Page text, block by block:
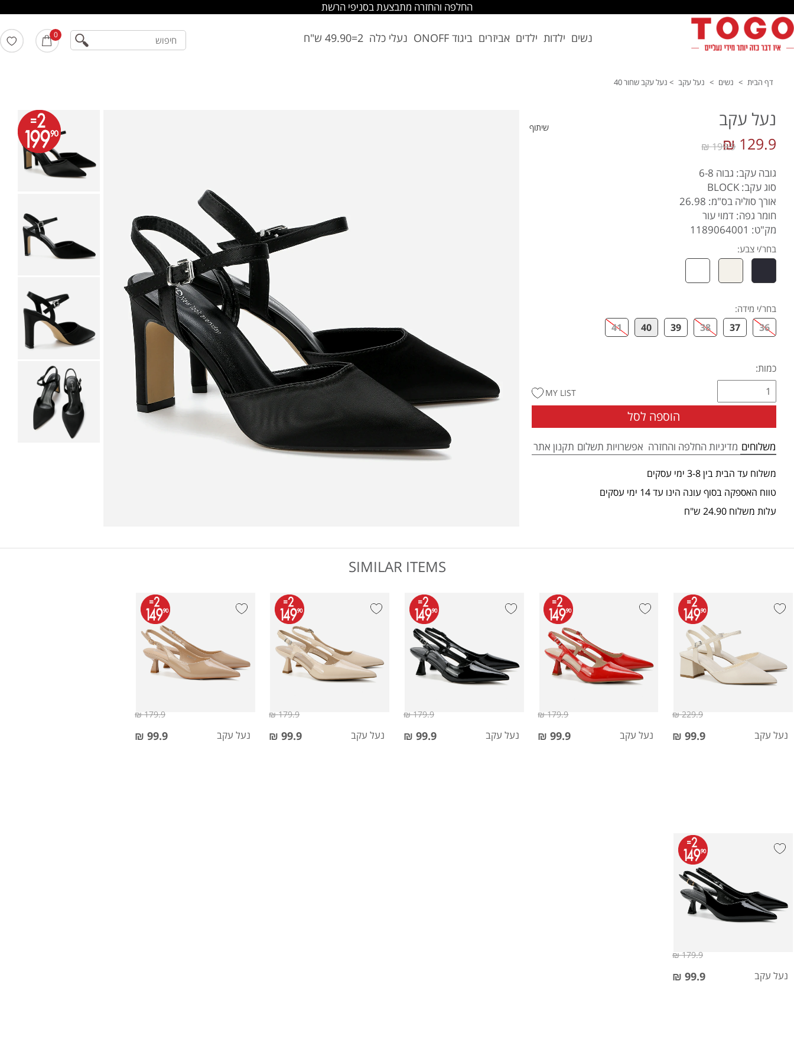
החלפה והחזרה מתבצעת בסניפי הרשת
נשים ילדות ילדים אביזרים ביגוד ONOFF נעלי כלה 2=49.90 ש"ח 0 חיפוש
דף הבית > נשים > נעל עקב > נעל עקב שחור 40
שיתוף נעל עקב
129.9 ₪
199.9 ₪
גובה עקב: גבוה 6-8
סוג עקב: BLOCK
אורך סוליה בס"מ: 26.98
חומר גפה: דמוי עור
מק"ט: 1189064001
בחר/י צבע:
בחר/י מידה:
36
37
38
39
40
41
כמות:
הוספה לסל
MY LIST
משלוחים מדיניות החלפה והחזרה אפשרויות תשלום תקנון אתר
משלוח עד הבית בין 3-8 ימי עסקים
טווח האספקה בסוף עונה הינו עד 14 ימי עסקים
עלות משלוח 24.90 ש"ח
SIMILAR ITEMS
נעל עקב 99.9 ₪
229.9 ₪
נעל עקב 99.9 ₪
179.9 ₪
נעל עקב 99.9 ₪
179.9 ₪
נעל עקב 99.9 ₪
179.9 ₪
נעל עקב 99.9 ₪
179.9 ₪
נעל עקב 99.9 ₪
179.9 ₪